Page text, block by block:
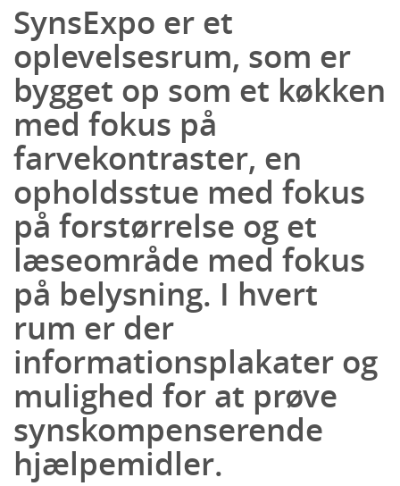
SynsExpo er et
oplevelsesrum, som er
bygget op som et køkken
med fokus på
farvekontraster, en
opholdsstue med fokus
på forstørrelse og et
læseområde med fokus
på belysning. I hvert
rum er der
informationsplakater og
mulighed for at prøve
synskompenserende
hjælpemidler.